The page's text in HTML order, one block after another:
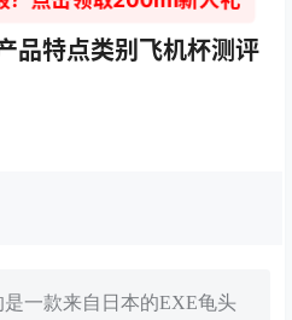
品特点类别飞机杯测评
一款来自日本的EXE龟头